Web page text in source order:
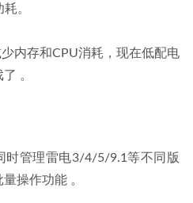
。
内存和CPU消耗，现在低配电
。
时管理雷电3/4/5/9.1等不同版
操作功能 。